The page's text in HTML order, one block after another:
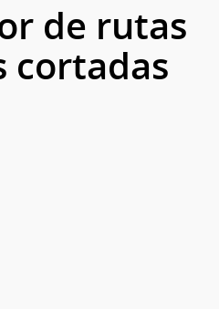
de rutas
cortadas